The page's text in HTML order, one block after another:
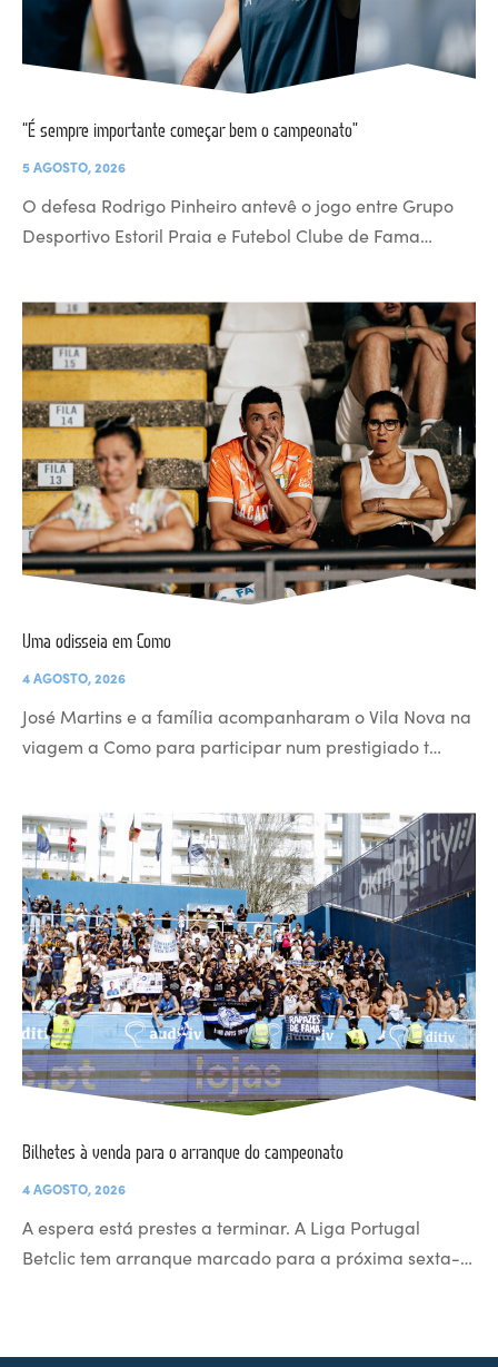
“É sempre importante começar bem o campeonato”
5 AGOSTO, 2026
O defesa Rodrigo Pinheiro antevê o jogo entre Grupo
Desportivo Estoril Praia e Futebol Clube de Fama…
Uma odisseia em Como
4 AGOSTO, 2026
José Martins e a família acompanharam o Vila Nova na
viagem a Como para participar num prestigiado t…
Bilhetes à venda para o arranque do campeonato
4 AGOSTO, 2026
A espera está prestes a terminar. A Liga Portugal
Betclic tem arranque marcado para a próxima sexta-…